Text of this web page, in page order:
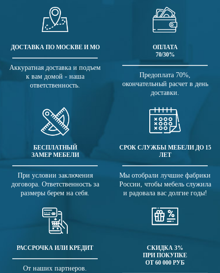
ДОСТАВКА ПО МОСКВЕ И МО
Аккуратная доставка и подъем
к вам домой - наша
ответственность.
ОПЛАТА
70/30%
Предоплата 70%,
окончательный расчет в день
доставки.
БЕСПЛАТНЫЙ
ЗАМЕР МЕБЕЛИ
При условии заключения
договора. Ответственность за
размеры берем на себя.
СРОК СЛУЖБЫ МЕБЕЛИ ДО 15
ЛЕТ
Мы отобрали лучшие фабрики
России, чтобы мебель служила
и радовала вас долгие годы!
РАССРОЧКА ИЛИ КРЕДИТ
От наших партнеров.
СКИДКА 3%
ПРИ ПОКУПКЕ
ОТ 60 000 РУБ